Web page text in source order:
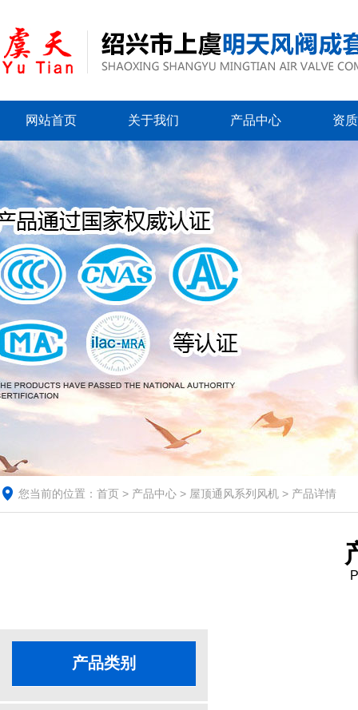
网站首页 关于我们 产品中心 资
您当前的位置： 首页 > 产品中心 > 屋顶通风系列风机 > 产品详情
产品类别